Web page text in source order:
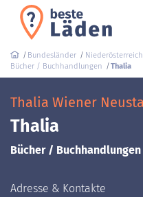
Bundesländer Niederösterreich
Bücher / Buchhandlungen
Thalia
Thalia Wiener
Thalia
Bücher / Buchhandlungen
Adresse & Kontakte